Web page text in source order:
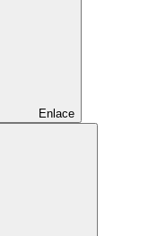
Enlace